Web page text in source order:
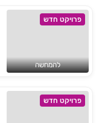
פרויקט חדש
להמחשה
פרויקט חדש